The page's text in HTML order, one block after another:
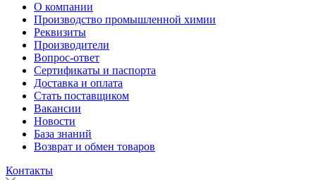
О компании
Производство промышленной химии
Реквизиты
Производители
Вопрос-ответ
Сертификаты и паспорта
Доставка и оплата
Стать поставщиком
Вакансии
Новости
База знаний
Возврат и обмен товаров
Контакты